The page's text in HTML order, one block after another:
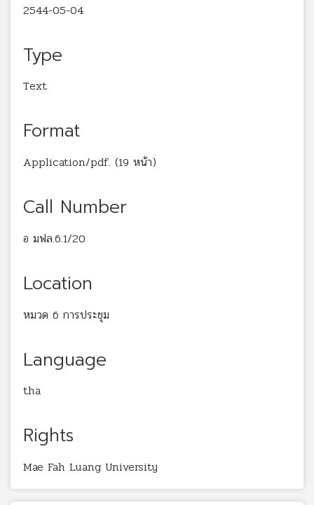
2544-05-04
Type
Text
Format
Application/pdf. (19 หน้า)
Call Number
อ มฟล.6.1/20
Location
หมวด 6 การประชุม
Language
tha
Rights
Mae Fah Luang University